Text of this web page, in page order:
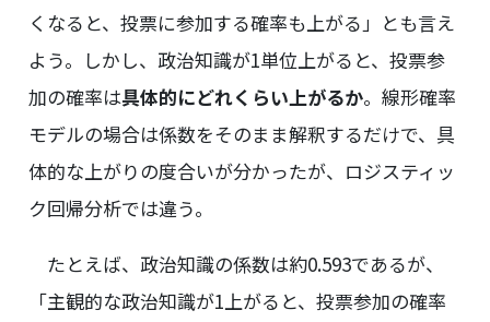
くなると、投票に参加する確率も上がる」とも言え
よう。しかし、政治知識が1単位上がると、投票参
加の確率は具体的にどれくらい上がるか。線形確率
モデルの場合は係数をそのまま解釈するだけで、具
体的な上がりの度合いが分かったが、ロジスティッ
ク回帰分析では違う。
たとえば、政治知識の係数は約0.593であるが、
「主観的な政治知識が1上がると、投票参加の確率